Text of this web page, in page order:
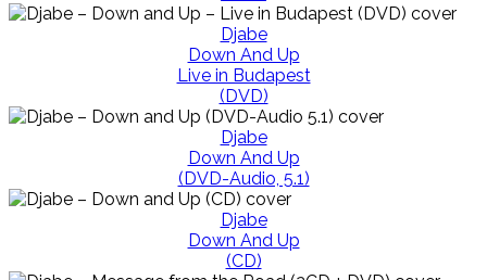
Djabe
Down And Up
Live in Budapest
(DVD)
Djabe
Down And Up
(DVD-Audio, 5.1)
Djabe
Down And Up
(CD)